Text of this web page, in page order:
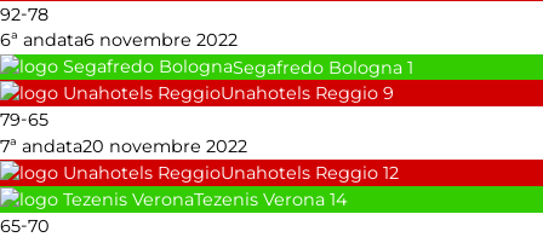
92-78
6ª andata6 novembre 2022
Segafredo Bologna 1
Unahotels Reggio 9
79-65
7ª andata20 novembre 2022
Unahotels Reggio 12
Tezenis Verona 14
65-70